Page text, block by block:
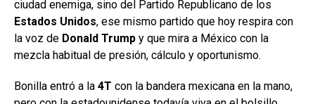
ciudad enemiga, sino del Partido Republicano de los
Estados Unidos, ese mismo partido que hoy respira con
la voz de Donald Trump y que mira a México con la
mezcla habitual de presión, cálculo y oportunismo.
Bonilla entró a la 4T con la bandera mexicana en la mano,